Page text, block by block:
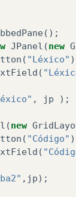
();
JPanel (new
( "Léxico"
(
, jp );
(new
( "Código"
(
, jp);